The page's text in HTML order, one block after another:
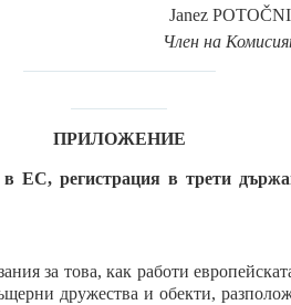
Janez
Член на
ПРИЛОЖЕНИЕ
в ЕС, регистрация в трети
за това, как работи
дружества и обекти,